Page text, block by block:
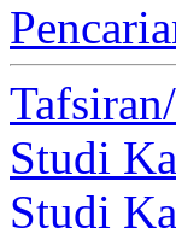
Studi
Studi